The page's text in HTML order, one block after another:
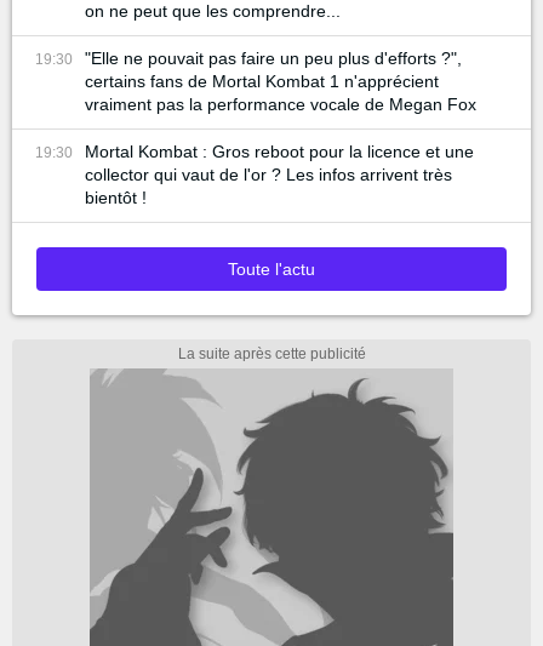
on ne peut que les comprendre...
19:30
"Elle ne pouvait pas faire un peu plus d'efforts ?",
certains fans de Mortal Kombat 1 n'apprécient
vraiment pas la performance vocale de Megan Fox
19:30
Mortal Kombat : Gros reboot pour la licence et une
collector qui vaut de l'or ? Les infos arrivent très
bientôt !
Toute l'actu